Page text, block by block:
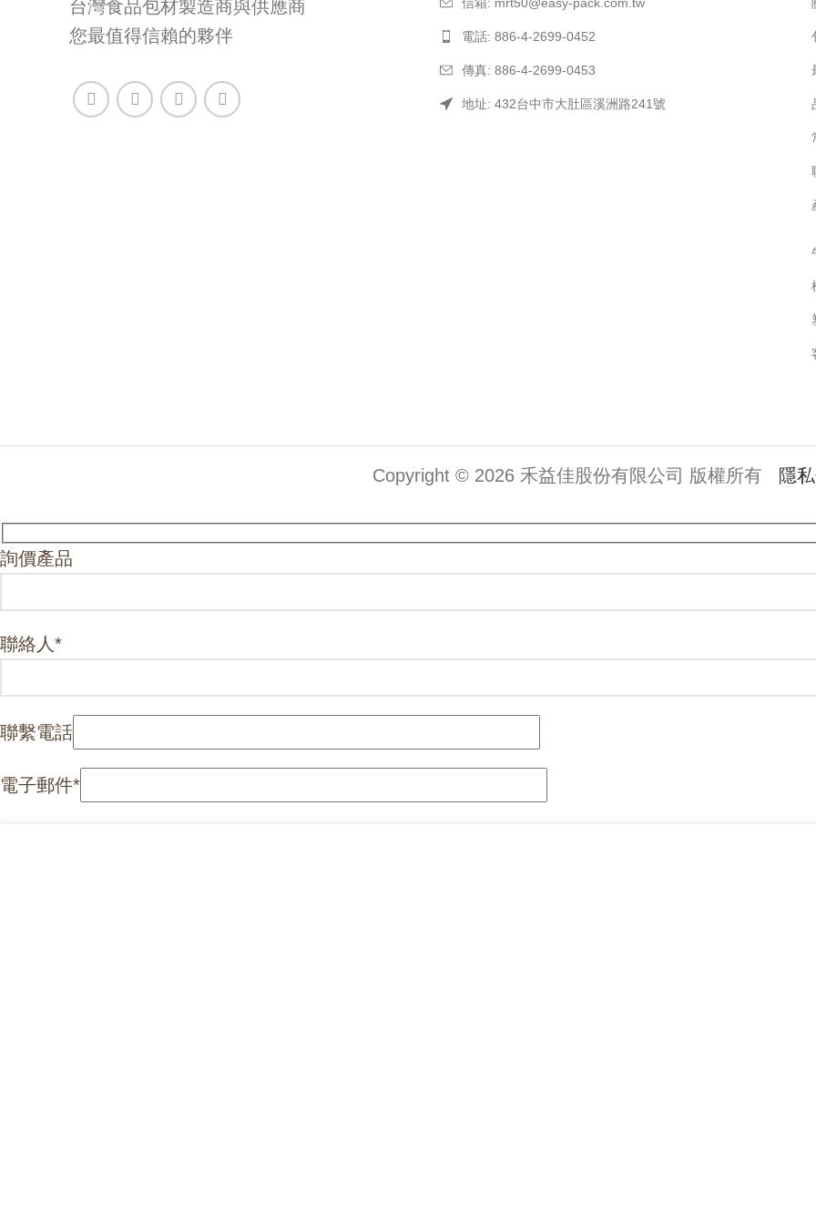
台灣食品包材製造商與供應商
您最值得信賴的夥伴
電話: 886-4-2699-0452
傳真: 886-4-2699-0453
地址: 432台中市大肚區溪洲路241號
Copyright © 2026 禾益佳股份有限公司 版權所有 隱
詢價產品
聯絡人*
聯繫電話
電子郵件*